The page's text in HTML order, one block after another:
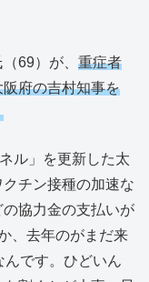
69）が、 重症者
府の吉村知事を
ル」を更新した太
チン接種の加速な
協力金の支払いが
、去年のがまだ来
です。ひどいん